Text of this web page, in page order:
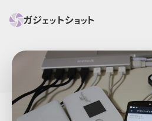
すべて スマホ PC関